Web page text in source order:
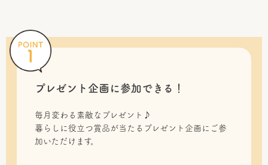
プレゼント企画に参加できる！
毎月変わる素敵なプレゼント♪
暮らしに役立つ賞品が当たるプレゼント企画にご参
加いただけます。